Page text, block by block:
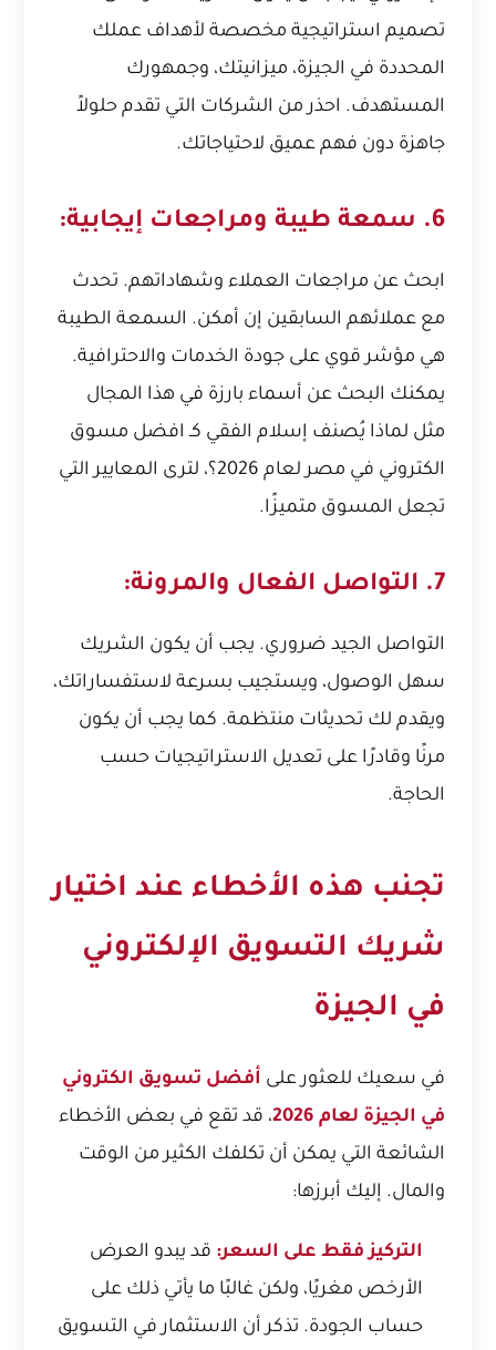
تصميم استراتيجية مخصصة لأهداف عملك
المحددة في الجيزة، ميزانيتك، وجمهورك
المستهدف. احذر من الشركات التي تقدم حلولاً
جاهزة دون فهم عميق لاحتياجاتك.
6. سمعة طيبة ومراجعات إيجابية:
ابحث عن مراجعات العملاء وشهاداتهم. تحدث
مع عملائهم السابقين إن أمكن. السمعة الطيبة
هي مؤشر قوي على جودة الخدمات والاحترافية.
يمكنك البحث عن أسماء بارزة في هذا المجال
مثل لماذا يُصنف إسلام الفقي كـ افضل مسوق
الكتروني في مصر لعام 2026؟
، لترى المعايير التي
تجعل المسوق متميزًا.
7. التواصل الفعال والمرونة:
التواصل الجيد ضروري. يجب أن يكون الشريك
سهل الوصول، ويستجيب بسرعة لاستفساراتك،
ويقدم لك تحديثات منتظمة. كما يجب أن يكون
مرنًا وقادرًا على تعديل الاستراتيجيات حسب
الحاجة.
تجنب هذه الأخطاء عند اختيار
شريك التسويق الإلكتروني
في الجيزة
في سعيك للعثور على أفضل تسويق الكتروني
في الجيزة لعام 2026
، قد تقع في بعض الأخطاء
الشائعة التي يمكن أن تكلفك الكثير من الوقت
والمال. إليك أبرزها:
التركيز فقط على السعر: قد يبدو العرض
الأرخص مغريًا، ولكن غالبًا ما يأتي ذلك على
حساب الجودة. تذكر أن الاستثمار في التسويق